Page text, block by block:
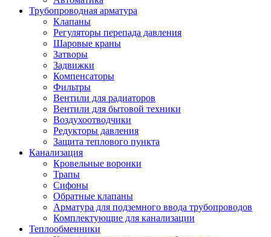
Трубопроводная арматура
Клапаны
Регуляторы перепада давления
Шаровые краны
Затворы
Задвижки
Компенсаторы
Фильтры
Вентили для радиаторов
Вентили для бытовой техники
Воздухоотводчики
Редукторы давления
Защита теплового пункта
Канализация
Кровельные воронки
Трапы
Сифоны
Обратные клапаны
Арматура для подземного ввода трубопроводов
Комплектующие для канализации
Теплообменники